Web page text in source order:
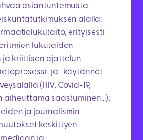
asiantuntemusta
alalla:
erityisesti
lukutaidon
ja kriittisen ajattelun
ja -käytännöt
(HIV, Covid-19,
aiheuttama saastuminen…);
ja journalismin
keskittyen
ja